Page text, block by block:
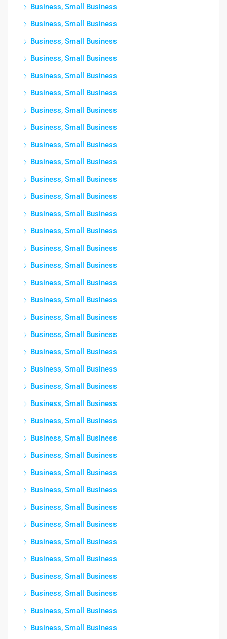
Business, Small Business
Business, Small Business
Business, Small Business
Business, Small Business
Business, Small Business
Business, Small Business
Business, Small Business
Business, Small Business
Business, Small Business
Business, Small Business
Business, Small Business
Business, Small Business
Business, Small Business
Business, Small Business
Business, Small Business
Business, Small Business
Business, Small Business
Business, Small Business
Business, Small Business
Business, Small Business
Business, Small Business
Business, Small Business
Business, Small Business
Business, Small Business
Business, Small Business
Business, Small Business
Business, Small Business
Business, Small Business
Business, Small Business
Business, Small Business
Business, Small Business
Business, Small Business
Business, Small Business
Business, Small Business
Business, Small Business
Business, Small Business
Business, Small Business